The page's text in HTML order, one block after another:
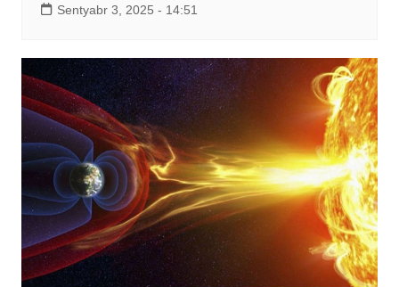
Sentyabr 3, 2025 - 14:51